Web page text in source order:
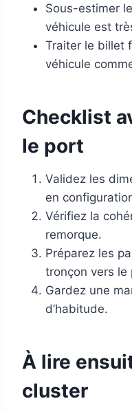
Sous-estimer
véhicule est
Traiter le billet
véhicule
Checklist
le port
Validez les
en
Vérifiez la
remorque.
Préparez les
tronçon vers le
Gardez une
d’habitude.
À lire
cluster